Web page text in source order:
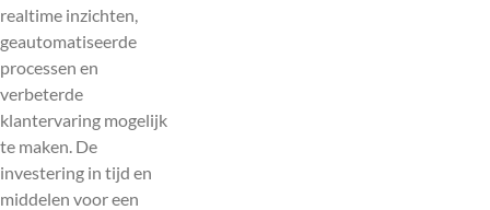
realtime inzichten,
geautomatiseerde
processen en
verbeterde
klantervaring mogelijk
te maken. De
investering in tijd en
middelen voor een